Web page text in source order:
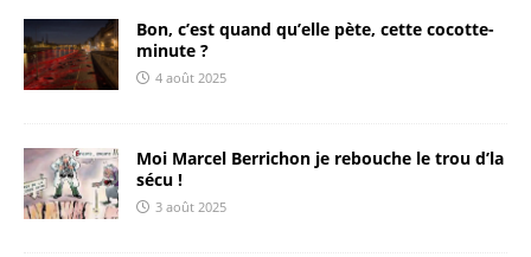
Bon, c’est quand qu’elle pète, cette cocotte-
minute ?
4 août 2025
Moi Marcel Berrichon je rebouche le trou d’la
sécu !
3 août 2025